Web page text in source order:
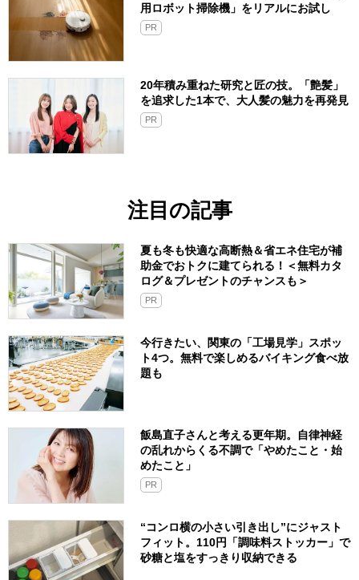
用ロボット掃除機」をリアルにお試し
PR
20年積み重ねた研究と匠の技。「艶髪」
を追求した1本で、大人髪の魅力を再発見
PR
注目の記事
夏も冬も快適な高断熱＆省エネ住宅が補
助金でおトクに建てられる！＜無料カタ
ログ＆プレゼントのチャンスも＞
PR
今行きたい、関東の「工場見学」スポッ
ト4つ。無料で楽しめるバイキング食べ放
題も
飯島直子さんと考える更年期。自律神経
の乱れからくる不調で「やめたこと・始
めたこと」
PR
“コンロ横の小さい引き出し”にジャスト
フィット。110円「調味料ストッカー」で
砂糖と塩をすっきり収納できる